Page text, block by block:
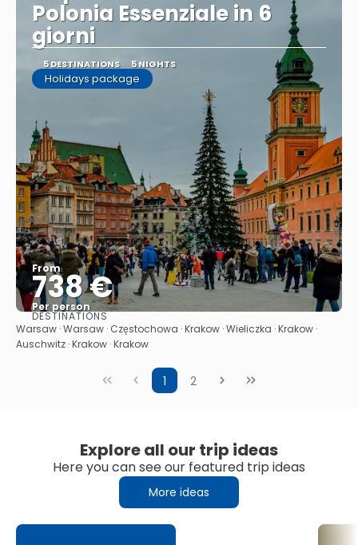
Polonia Essenziale in 6
giorni
5 DESTINATIONS 5 NIGHTS
Holidays package
From
738 €
Per person
See
DESTINATIONS
Warsaw · Warsaw · Częstochowa · Krakow · Wieliczka · Krakow ·
Auschwitz · Krakow · Krakow
1 2
Explore all our trip ideas
Here you can see our featured trip ideas
More ideas